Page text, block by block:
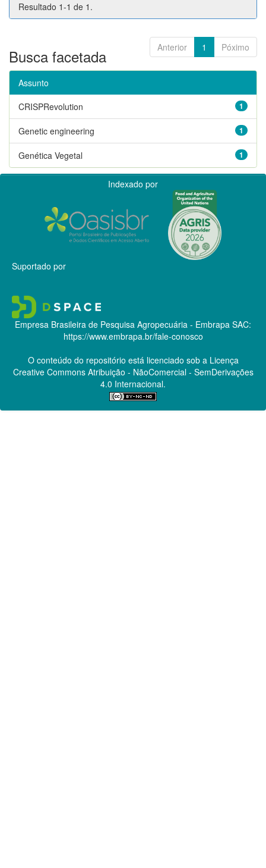
Resultado 1-1 de 1.
Anterior 1 Póximo
Busca facetada
Assunto
1
CRISPRevolution
1
Genetic engineering
1
Genética Vegetal
Indexado por
Suportado por
Empresa Brasileira de Pesquisa Agropecuária - Embrapa SAC:
https://www.embrapa.br/fale-conosco
O conteúdo do repositório está licenciado sob a Licença
Creative CommonsAtribuição - NãoComercial - SemDerivações
4.0 Internacional.